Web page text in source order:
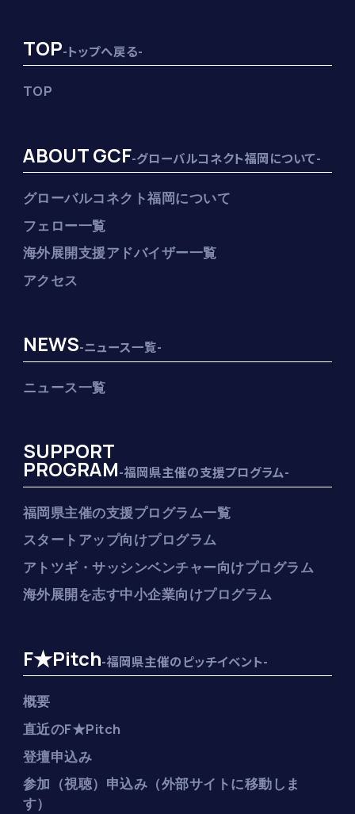
TOP-トップへ戻る-
TOP
ABOUT GCF-グローバルコネクト福岡について-
グローバルコネクト福岡について
フェロー一覧
海外展開支援アドバイザー一覧
アクセス
NEWS-ニュース一覧-
ニュース一覧
SUPPORT
PROGRAM-福岡県主催の支援プログラム-
福岡県主催の支援プログラム一覧
スタートアップ向けプログラム
アトツギ・サッシンベンチャー向けプログラム
海外展開を志す中小企業向けプログラム
F★Pitch-福岡県主催のピッチイベント-
概要
直近のF★Pitch
登壇申込み
参加（視聴）申込み（外部サイトに移動しま
す）